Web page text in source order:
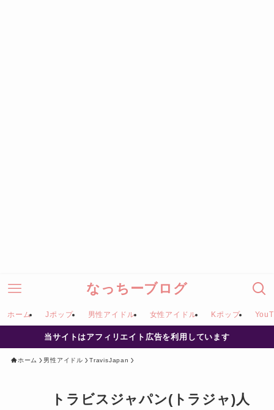
なっちーブログ
ホーム Jポップ 男性アイドル 女性アイドル Kポップ
当サイトはアフィリエイト広告を利用しています
ホーム 男性アイドル TravisJapan
トラビスジャパン(トラジャ)人